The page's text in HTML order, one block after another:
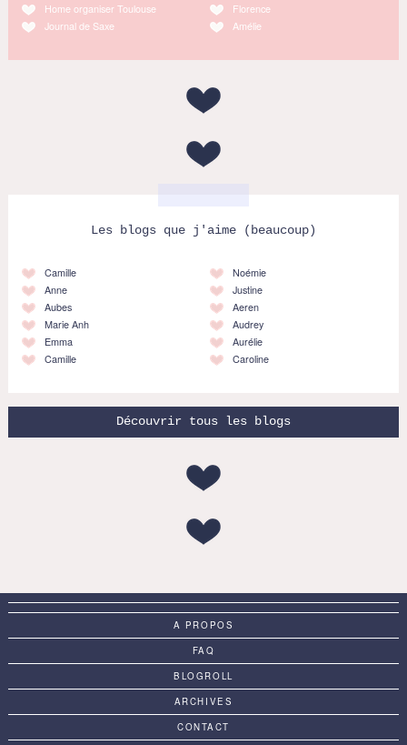
Home organiser Toulouse
Journal de Saxe
Florence
Amélie
Les blogs que j'aime (beaucoup)
Camille
Anne
Aubes
Marie Anh
Emma
Camille
Noémie
Justine
Aeren
Audrey
Aurélie
Caroline
Découvrir tous les blogs
A PROPOS
FAQ
BLOGROLL
ARCHIVES
CONTACT